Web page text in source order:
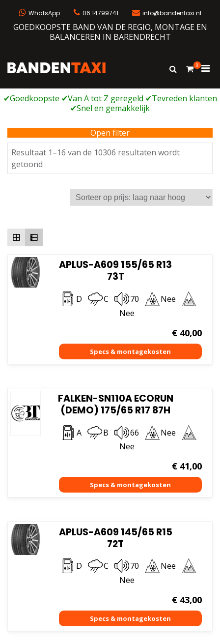
WhatsApp 06 14799741 info@bandentaxi.nl
GOEDKOOPSTE BAND VAN DE REGIO, MONTAGE EN
BALANCEREN IN BARENDRECHT
Bandengarage met eigen webshop
Toon
0
voor
Open filter
Resultaat 1–16 van de 10306 resultaten wordt
getoond
op
APLUS-A609 155/65 R13
73T
D C 70
Nee
Nee
€40,00
FALKEN-SN110A ECORUN
(DEMO) 175/65 R17 87H
A B 66
Nee
Nee
€41,00
APLUS-A609 145/65 R15
72T
D C 70
Nee
Nee
€43,00